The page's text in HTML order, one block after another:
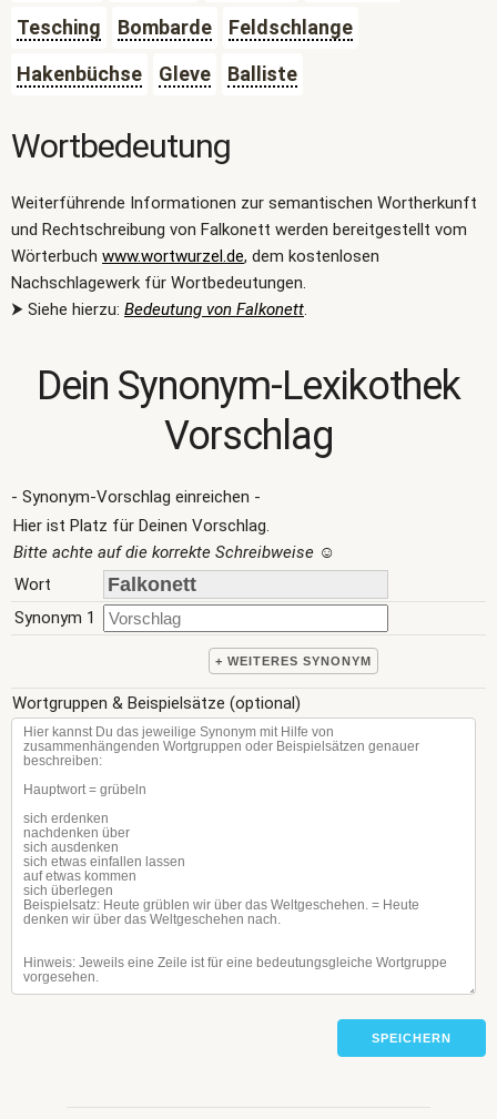
Tesching Bombarde
Feldschlange
Hakenbüchse
Gleve Balliste
Wortbedeutung
Weiterführende Informationen zur semantischen Wortherkunft
und Rechtschreibung von Falkonett werden bereitgestellt vom
Wörterbuch www.wortwurzel.de, dem kostenlosen
Nachschlagewerk für Wortbedeutungen.
⮞ Siehe hierzu: Bedeutung von Falkonett.
Dein Synonym-Lexikothek
Vorschlag
- Synonym-Vorschlag einreichen -
Hier ist Platz für Deinen Vorschlag.
Bitte achte auf die korrekte Schreibweise ☺
Wort
Synonym 1
+ WEITERES SYNONYM
Wortgruppen & Beispielsätze (optional)
SPEICHERN